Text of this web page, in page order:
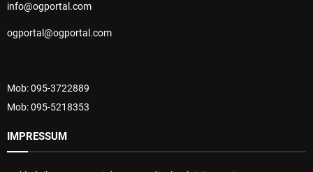
info@ogportal.com
ogportal@ogportal.com
Mob: 095-3722889
Mob: 095-5218353
IMPRESSUM